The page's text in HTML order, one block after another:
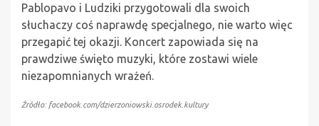
Pablopavo i Ludziki przygotowali dla swoich
słuchaczy coś naprawdę specjalnego, nie warto więc
przegapić tej okazji. Koncert zapowiada się na
prawdziwe święto muzyki, które zostawi wiele
niezapomnianych wrażeń.
Źródło: facebook.com/dzierzoniowski.osrodek.kultury